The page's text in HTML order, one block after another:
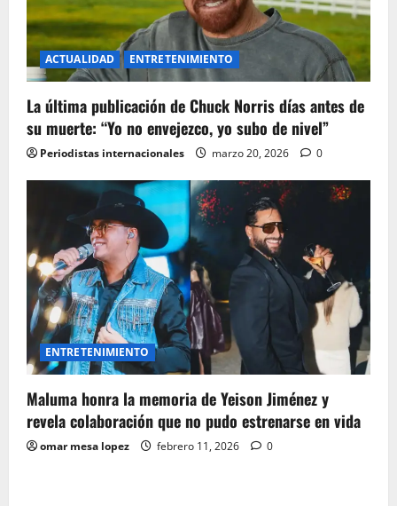
ACTUALIDAD ENTRETENIMIENTO
La última publicación de Chuck Norris días antes de
su muerte: “Yo no envejezco, yo subo de nivel”
Periodistas internacionales marzo 20, 2026 0
ENTRETENIMIENTO
Maluma honra la memoria de Yeison Jiménez y
revela colaboración que no pudo estrenarse en vida
omar mesa lopez febrero 11, 2026 0